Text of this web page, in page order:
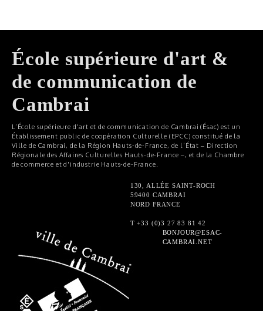
École supérieure d'art &
de communication de
Cambrai
L’École supérieure d'art et de communication de Cambrai (Ésac) est un
Établissement public de coopération Culturelle (EPCC) constitué de la
Ville de Cambrai, de la Région Hauts-de-France, de l’État – Direction
Régionale des Affaires Culturelles Hauts-de-France –, et de la Chambre
de commerce et d'industrie Hauts-de-France.
130, ALLÉE SAINT-ROCH
59400 CAMBRAI
NORD FRANCE
T +33 (0)3 27 83 81 42
BONJOUR@ESAC-
CAMBRAI.NET